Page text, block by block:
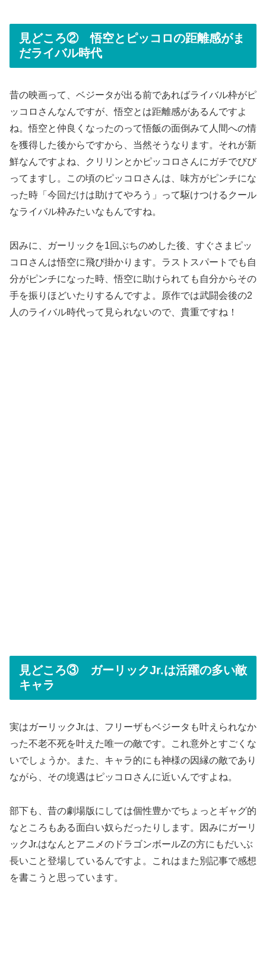
見どころ② 悟空とピッコロの距離感がま
だライバル時代
昔の映画って、ベジータが出る前であればライバル枠がピ
ッコロさんなんですが、悟空とは距離感があるんですよ
ね。悟空と仲良くなったのって悟飯の面倒みて人間への情
を獲得した後からですから、当然そうなります。それが新
鮮なんですよね、クリリンとかピッコロさんにガチでびび
ってますし。この頃のピッコロさんは、味方がピンチにな
った時「今回だけは助けてやろう」って駆けつけるクール
なライバル枠みたいなもんですね。
因みに、ガーリックを1回ぶちのめした後、すぐさまピッ
コロさんは悟空に飛び掛かります。ラストスパートでも自
分がピンチになった時、悟空に助けられても自分からその
手を振りほどいたりするんですよ。原作では武闘会後の2
人のライバル時代って見られないので、貴重ですね！
見どころ③ ガーリックJr.は活躍の多い敵
キャラ
実はガーリックJr.は、フリーザもベジータも叶えられなか
った不老不死を叶えた唯一の敵です。これ意外とすごくな
いでしょうか。また、キャラ的にも神様の因縁の敵であり
ながら、その境遇はピッコロさんに近いんですよね。
部下も、昔の劇場版にしては個性豊かでちょっとギャグ的
なところもある面白い奴らだったりします。因みにガーリ
ックJr.はなんとアニメのドラゴンボールZの方にもだいぶ
長いこと登場しているんですよ。これはまた別記事で感想
を書こうと思っています。